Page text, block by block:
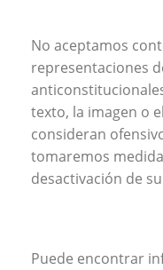
No aceptamos
representaciones
texto, la imagen o
consideran
tomaremos
desactivación de
Puede encontrar